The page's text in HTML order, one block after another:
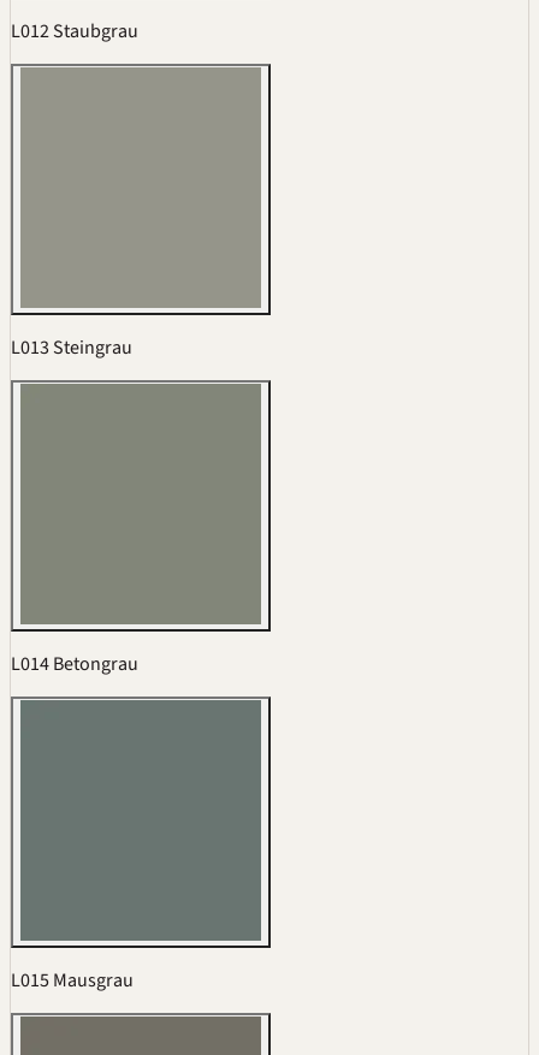
L012 Staubgrau
L013 Steingrau
L014 Betongrau
L015 Mausgrau